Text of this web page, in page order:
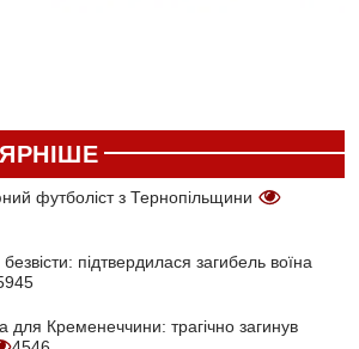
футболіст з Тернопільщини
підтвердилася загибель воїна
для Кременеччини: трагічно загинув